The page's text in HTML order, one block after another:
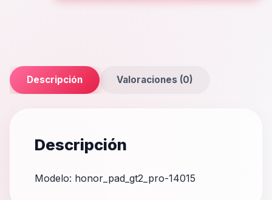
Descripción Valoraciones (0)
Descripción
Modelo: honor_pad_gt2_pro-14015